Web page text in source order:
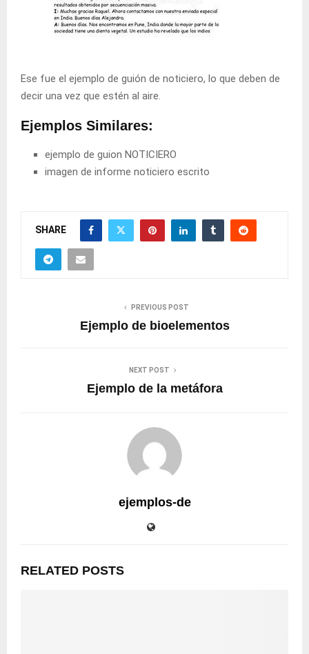
Ese fue el ejemplo de guión de noticiero, lo que deben de
decir una vez que estén al aire.
Ejemplos Similares:
ejemplo de guion NOTICIERO
imagen de informe noticiero escrito
SHARE
PREVIOUS POST
Ejemplo de bioelementos
NEXT POST
Ejemplo de la metáfora
ejemplos-de
RELATED POSTS